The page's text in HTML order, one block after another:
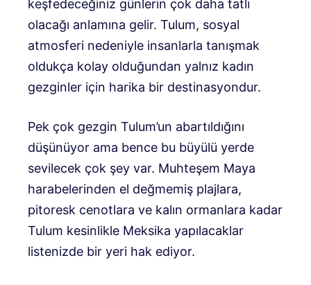
keşfedeceğiniz günlerin çok daha tatlı
olacağı anlamına gelir. Tulum, sosyal
atmosferi nedeniyle insanlarla tanışmak
oldukça kolay olduğundan yalnız kadın
gezginler için harika bir destinasyondur.
Pek çok gezgin Tulum’un abartıldığını
düşünüyor ama bence bu büyülü yerde
sevilecek çok şey var. Muhteşem Maya
harabelerinden el değmemiş plajlara,
pitoresk cenotlara ve kalın ormanlara kadar
Tulum kesinlikle Meksika yapılacaklar
listenizde bir yeri hak ediyor.